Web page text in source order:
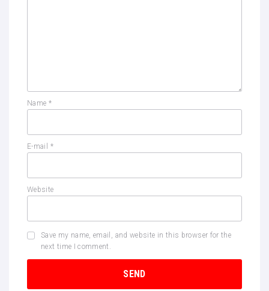
Name *
E-mail *
Website
Save my name, email, and website in this browser for the
next time I comment.